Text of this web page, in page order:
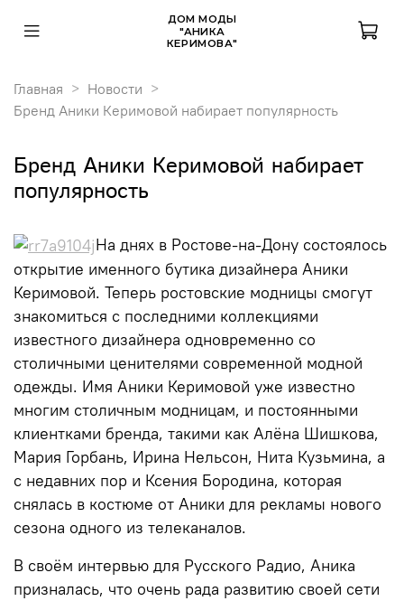
ДОМ МОДЫ
"АНИКА
КЕРИМОВА"
Главная
Новости
Бренд Аники Керимовой набирает популярность
Бренд Аники Керимовой набирает
популярность
На днях в Ростове-на-Дону состоялось
открытие именного бутика дизайнера Аники
Керимовой. Теперь ростовские модницы смогут
знакомиться с последними коллекциями
известного дизайнера одновременно со
столичными ценителями современной модной
одежды. Имя Аники Керимовой уже известно
многим столичным модницам, и постоянными
клиентками бренда, такими как Алёна Шишкова,
Мария Горбань, Ирина Нельсон, Нита Кузьмина, а
с недавних пор и Ксения Бородина, которая
снялась в костюме от Аники для рекламы нового
сезона одного из телеканалов.
В своём интервью для Русского Радио, Аника
призналась, что очень рада развитию своей сети